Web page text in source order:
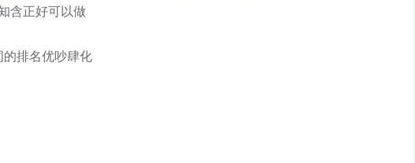
含正好可以做
排名优吵肆化